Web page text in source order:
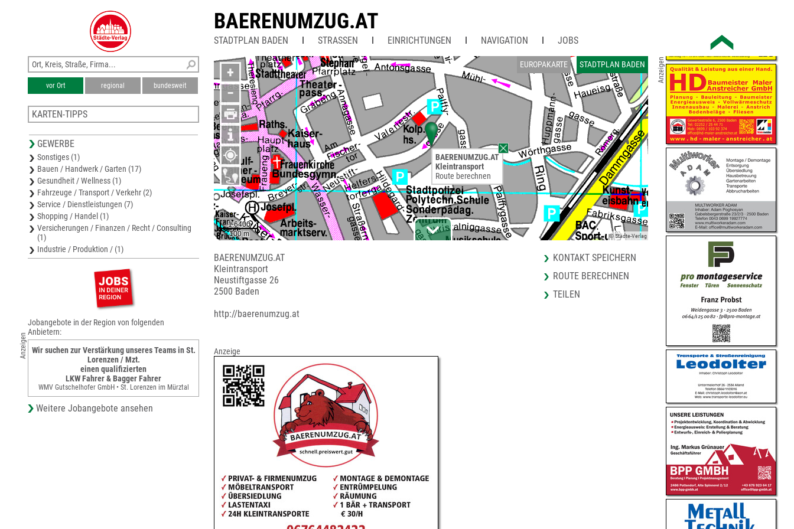
BAERENUMZUG.AT
STADTPLAN BADEN STRASSEN EINRICHTUNGEN NAVIGATION JOBS
EUROPAKARTE STADTPLAN BADEN
+
−
© Städte-Verlag
BAERENUMZUG.AT
Kleintransport
Route berechnen
BAERENUMZUG.AT
Kleintransport
Neustiftgasse 26
2500 Baden
http://baerenumzug.at
KONTAKT SPEICHERN
ROUTE BERECHNEN
TEILEN
Anzeige
vor Ort regional bundesweit
KARTEN-TIPPS
Stadtplan Bad Vöslau
Bezirkskarte Mödling
Stadtplan Mödling
Stadtplan Perchtoldsdorf
GEWERBE
Sonstiges (1)
Bauen / Handwerk / Garten (17)
Gesundheit / Wellness (1)
Fahrzeuge / Transport / Verkehr (2)
Service / Dienstleistungen (7)
Shopping / Handel (1)
Versicherungen / Finanzen / Recht / Consulting
(1)
Industrie / Produktion / (1)
Anzeigen
Jobangebote in der Region von folgenden
Anbietern:
Wir suchen zur Verstärkung unseres Teams in St.
Lorenzen / Mzt.
einen qualifizierten
LKW Fahrer & Bagger Fahrer
WMV Gutschelhofer GmbH • St. Lorenzen im Mürztal
Weitere Jobangebote ansehen
Anzeigen